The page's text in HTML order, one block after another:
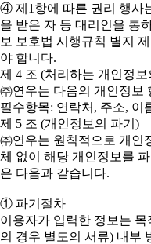
④ 제1항에 따른 권리 행사
을 받은 자 등 대리인을 통
보 보호법 시행규칙 별지
야 합니다.
제 4 조 (처리하는 개인정
㈜연우는 다음의 개인정보
필수항목: 연락처, 주소, 이
제 5 조 (개인정보의 파기)
㈜연우는 원칙적으로 개인
체 없이 해당 개인정보를
은 다음과 같습니다.
① 파기절차
이용자가 입력한 정보는 목
의 경우 별도의 서류) 내부